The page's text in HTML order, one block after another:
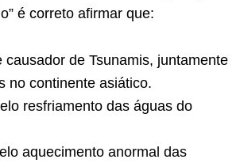
é correto afirmar que:
causador de Tsunamis, juntamente
no continente asiático.
resfriamento das águas do
aquecimento anormal das